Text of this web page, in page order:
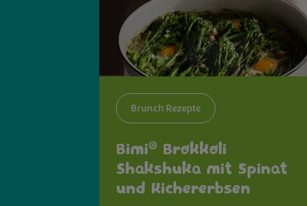
Brunch Rezepte
Bimi® Brokkoli
Shakshuka mit Spinat
und Kichererbsen